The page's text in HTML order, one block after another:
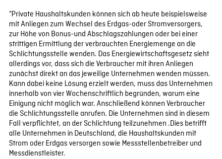
“Private Haushaltskunden können sich ab heute beispielsweise
mit Anliegen zum Wechsel des Erdgas-oder Stromversorgers,
zur Höhe von Bonus-und Abschlagszahlungen oder bei einer
strittigen Ermittlung der verbrauchten Energiemenge an die
Schlichtungsstelle wenden. Das Energiewirtschaftsgesetz sieht
allerdings vor, dass sich die Verbraucher mit ihren Anliegen
zunächst direkt an das jeweilige Unternehmen wenden müssen.
Kann dabei keine Lösung erzielt werden, muss das Unternehmen
innerhalb von vier Wochenschriftlich begründen, warum eine
Einigung nicht möglich war. Anschließend können Verbraucher
die Schlichtungsstelle anrufen. Die Unternehmen sind in diesem
Fall verpflichtet, an der Schlichtung teilzunehmen .Dies betrifft
alle Unternehmen in Deutschland, die Haushaltskunden mit
Strom oder Erdgas versorgen sowie Messstellenbetreiber und
Messdienstleister.